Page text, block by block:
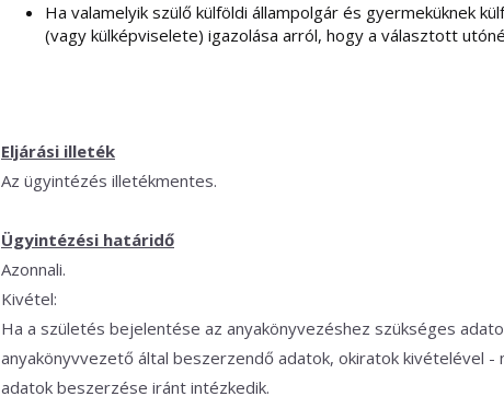
Ha valamelyik szülő külföldi állampolgár és gyermeküknek
(vagy külképviselete) igazolása arról, hogy a választott
Eljárási illeték
Az ügyintézés illetékmentes.
Ügyintézési határidő
Azonnali.
Kivétel:
Ha a születés bejelentése az anyakönyvezéshez szükséges
anyakönyvvezető által beszerzendő adatok, okiratok kivételével -
adatok beszerzése iránt intézkedik.